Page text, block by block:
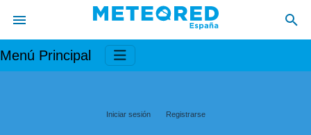
Menú Principal
Iniciar sesión Registrarse